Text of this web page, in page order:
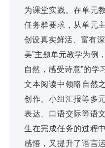
为课堂实践。在单元
任务群要求，从单元
创设真实鲜活、富有
美”主题单元教学为例
自然，感受诗意”的学
文本阅读中领略自然
创作、小组汇报等多
表达、口语交际等语
生在完成任务的过程
感悟，又提升了语言